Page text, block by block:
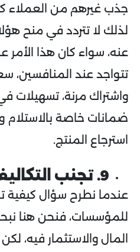
جذب غيرهم من العملاء
لذلك لا تتردد في منح
عنه، سواء كان هذا الأمر
تتواجد عند
واشتراك مرنة، تسهيلات
ضمانات خاصة بالاستلام
استرجاع المنتج.
9. تجنب التكاليف الإضافية
عندما نطرح سؤال
للمؤسسات، فنحن هنا
المال والاستثمار فيه،